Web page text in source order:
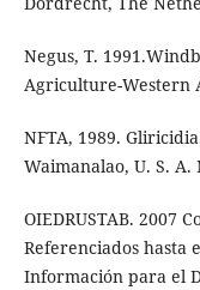
Negus, T.
Agriculture-Western
NFTA, 1989.
Waimanalao, U. S.
OIEDRUSTAB. 2007
Referenciados hasta
Información para el